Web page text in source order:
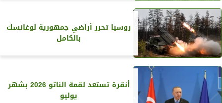
روسيا تحرر أراضي جمهورية لوغانسك
بالكامل
أنقرة تستعد لقمة الناتو 2026 بشهر
يوليو